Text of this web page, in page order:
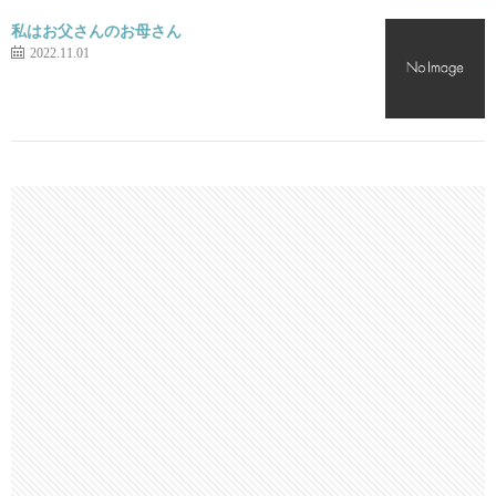
私はお父さんのお母さん
2022.11.01